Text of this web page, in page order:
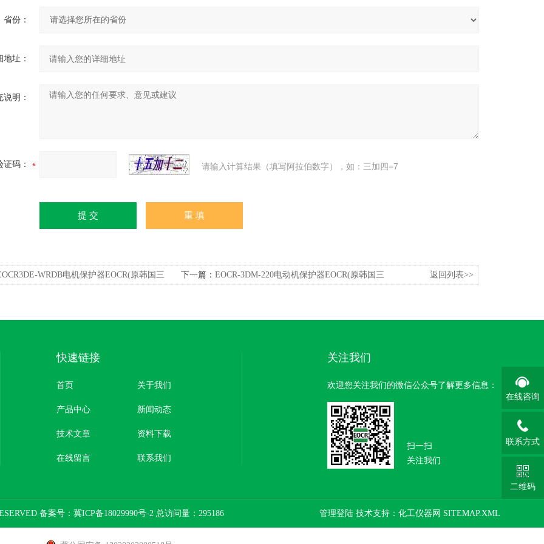
省份：
地址：
说明：
证码： 请输入计算结果（填写阿拉伯数字），如：三加四=7
WRDB电机保护器EOCR(原韩国三 下一篇： EOCR-3DM-220电动机保护器EOCR(原韩国三
返回列表>>
快速链接
首页 关于我们
产品中心 新闻动态
技术文章 资料下载
在线留言 联系我们
关注我们
欢迎您关注我们的微信公众号了解更多信息：
扫一扫
关注我们
备案号： 冀ICP备18029990号-2 总访问量：295186 管理登陆 技术支持： 化工仪器网 SITEMAP.XML
在线咨询
联系方式
二维码